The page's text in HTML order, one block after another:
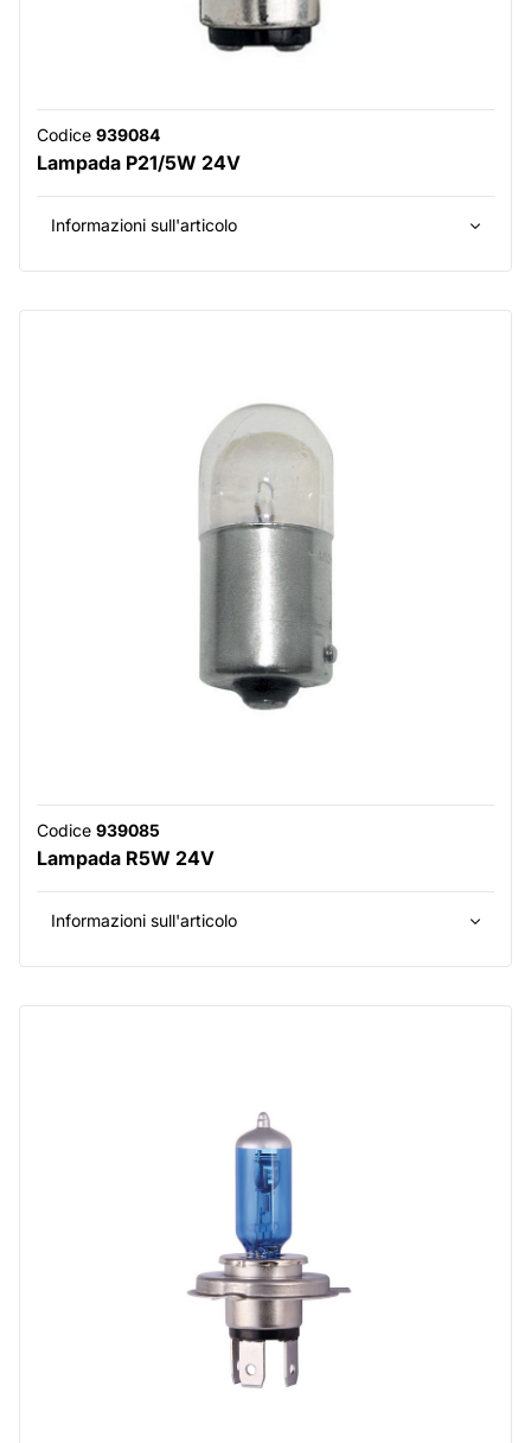
Codice 939084
Lampada P21/5W 24V
Informazioni sull'articolo
Codice 939085
Lampada R5W 24V
Informazioni sull'articolo